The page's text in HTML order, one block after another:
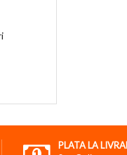
PLATA LA